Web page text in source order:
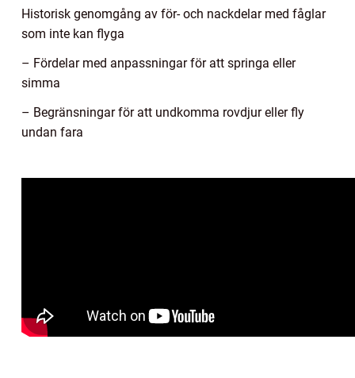
Historisk genomgång av för- och nackdelar med fåglar
som inte kan flyga
– Fördelar med anpassningar för att springa eller
simma
– Begränsningar för att undkomma rovdjur eller fly
undan fara